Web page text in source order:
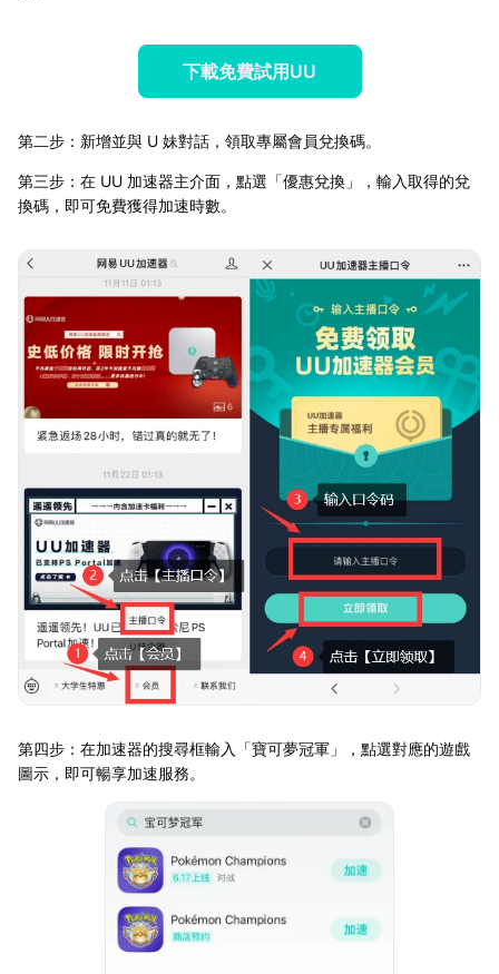
下載免費試用UU
第二步：新增並與 U 妹對話，領取專屬會員兌換碼。
第三步：在 UU 加速器主介面，點選「優惠兌換」，輸入取得的兌
換碼，即可免費獲得加速時數。
第四步：在加速器的搜尋框輸入「寶可夢冠軍」，點選對應的遊戲
圖示，即可暢享加速服務。